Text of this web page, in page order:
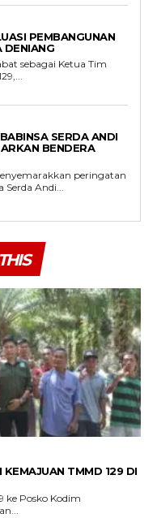
PEMBANGUNAN
DENIANG
sebagai Ketua Tim
SERDA ANDI
BENDERA
peringatan
Andi...
KEMAJUAN TMMD 129 DI
ke Posko Kodim